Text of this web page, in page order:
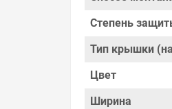
посоветовать,
Свяжитесь с
Степень
Тип крышки
Цвет
Ширина